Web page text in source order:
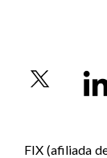
FIX (afiliada